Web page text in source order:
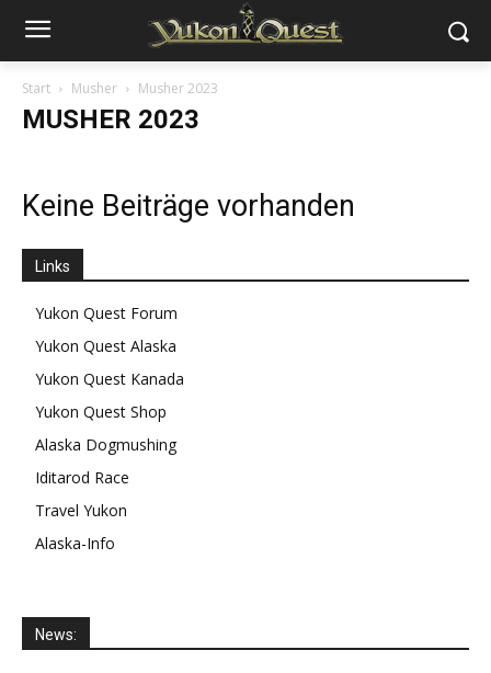
Start Musher Musher 2023
MUSHER 2023
Keine Beiträge vorhanden
Links
Yukon Quest Forum
Yukon Quest Alaska
Yukon Quest Kanada
Yukon Quest Shop
Alaska Dogmushing
Iditarod Race
Travel Yukon
Alaska-Info
News: